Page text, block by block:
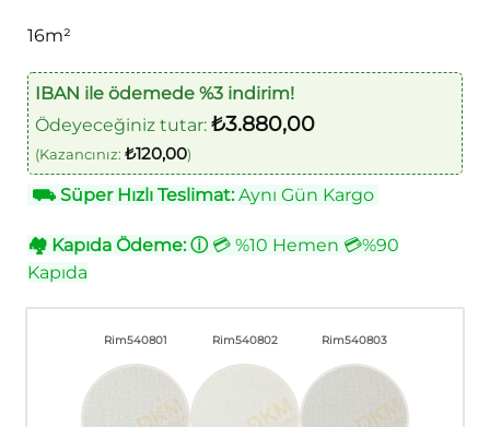
16m²
IBAN ile ödemede %3 indirim!
Ödeyeceğiniz tutar: ₺3.880,00
(Kazancınız: ₺120,00)
⛟Süper Hızlı Teslimat:Aynı Gün Kargo
🏘 Kapıda Ödeme: ⓘ💳 %10 Hemen 💳%90
Kapıda
Rim540801 Rim540802 Rim540803